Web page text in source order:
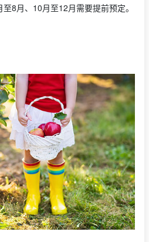
8月、10月至12月需要提前预定。